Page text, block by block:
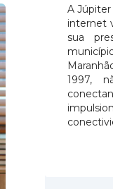
A
internet
sua
1997,